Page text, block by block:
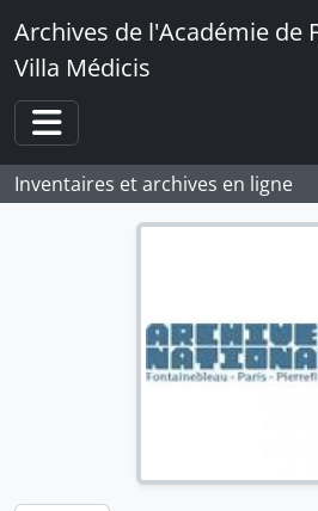
Skip to main content
Archives de l'Académie de
Villa Médicis
Toggle navigation
Inventaires et archives en ligne